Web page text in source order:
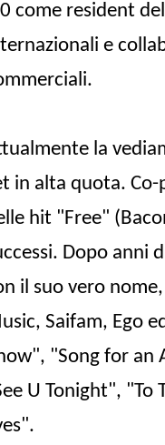
come resident
e
la
in alta quota.
hit "Free"
Dopo anni
il suo vero
Saifam, Ego
"Song for an
U Tonight", "To